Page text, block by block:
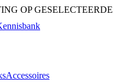
OP
Accessoires